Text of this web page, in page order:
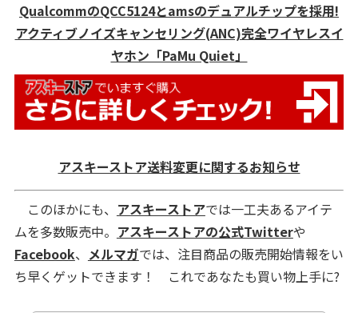
QualcommのQCC5124とamsのデュアルチップを採用!
アクティブノイズキャンセリング(ANC)完全ワイヤレスイ
ヤホン「PaMu Quiet」
アスキーストア送料変更に関するお知らせ
このほかにも、 アスキーストアでは一工夫あるアイテ
ムを多数販売中。 アスキーストアの公式Twitterや
Facebook、 メルマガでは、注目商品の販売開始情報をい
ち早くゲットできます！ これであなたも買い物上手に?